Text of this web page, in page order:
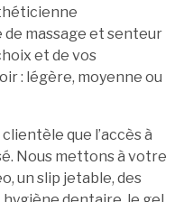
massage et senteur
et de vos
: légère, moyenne ou
que l’accès à
Nous mettons à votre
un slip jetable, des